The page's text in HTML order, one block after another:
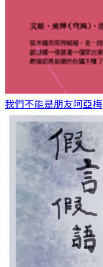
我們不能是朋友阿亞梅